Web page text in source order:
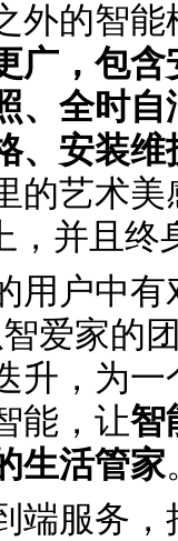
外的智能
广，包
、全时
、安装
的艺术
，并且终
用户中有
爱家的
升，为
能，让智
生活管家
端服务